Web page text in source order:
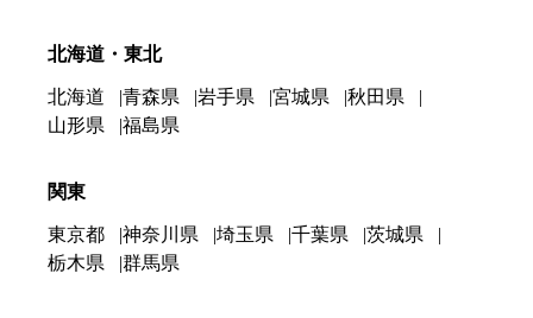
北海道・東北
北海道 青森県 岩手県 宮城県
秋田県
山形県
福島県
関東
東京都 神奈川県 埼玉県 千葉県
茨城県
栃木県
群馬県